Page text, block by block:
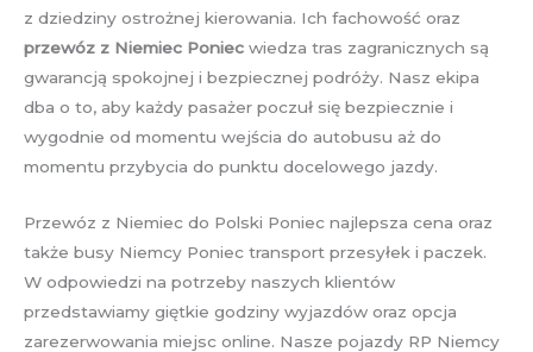
z dziedziny ostrożnej kierowania. Ich fachowość oraz
przewóz z Niemiec Poniec wiedza tras zagranicznych są
gwarancją spokojnej i bezpiecznej podróży. Nasz ekipa
dba o to, aby każdy pasażer poczuł się bezpiecznie i
wygodnie od momentu wejścia do autobusu aż do
momentu przybycia do punktu docelowego jazdy.
Przewóz z Niemiec do Polski Poniec najlepsza cena oraz
także busy Niemcy Poniec transport przesyłek i paczek.
W odpowiedzi na potrzeby naszych klientów
przedstawiamy giętkie godziny wyjazdów oraz opcja
zarezerwowania miejsc online. Nasze pojazdy RP Niemcy